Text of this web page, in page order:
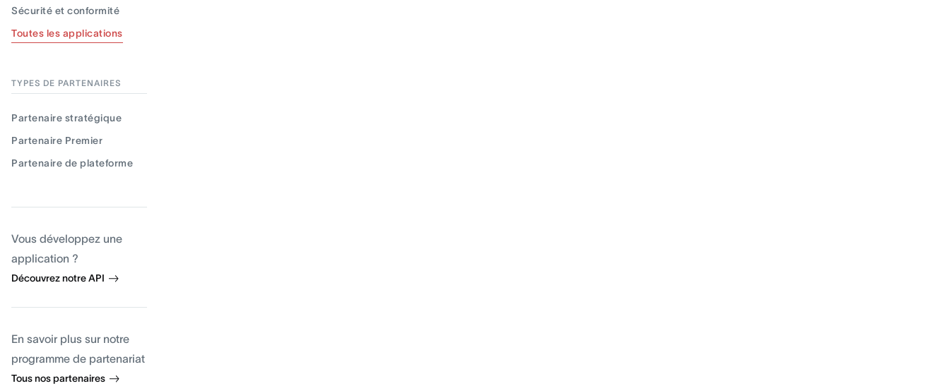
Sécurité et conformité
Toutes les applications
TYPES DE PARTENAIRES
Partenaire stratégique
Partenaire Premier
Partenaire de plateforme
Vous développez une
application ?
Découvrez notre API
En savoir plus sur notre
programme de partenariat
Tous nos partenaires